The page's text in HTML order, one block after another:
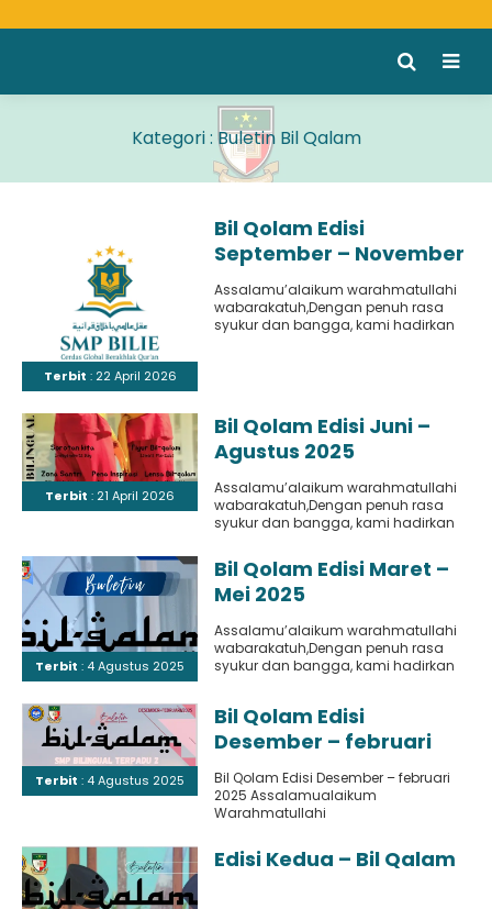
Kategori : Buletin Bil Qalam
Terbit : 22 April 2026
Bil Qolam Edisi
September – November
2025
Assalamu’alaikum warahmatullahi
wabarakatuh,Dengan penuh rasa
syukur dan bangga, kami hadirkan
Terbit : 21 April 2026
Bil Qolam Edisi Juni –
Agustus 2025
Assalamu’alaikum warahmatullahi
wabarakatuh,Dengan penuh rasa
syukur dan bangga, kami hadirkan
yang menjadi wadah kreativitas
dan..
Terbit : 4 Agustus 2025
Bil Qolam Edisi Maret –
Mei 2025
Assalamu’alaikum warahmatullahi
wabarakatuh,Dengan penuh rasa
syukur dan bangga, kami hadirkan
dan..
Terbit : 4 Agustus 2025
Bil Qolam Edisi
Desember – februari
2025
Bil Qolam Edisi Desember – februari
2025 Assalamualaikum
Warahmatullahi
syukur dan bangga. Kami hadirkan
edisi terbaru Buletin..
Edisi Kedua – Bil Qalam